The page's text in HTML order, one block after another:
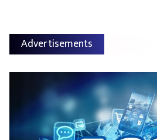
Advertisements